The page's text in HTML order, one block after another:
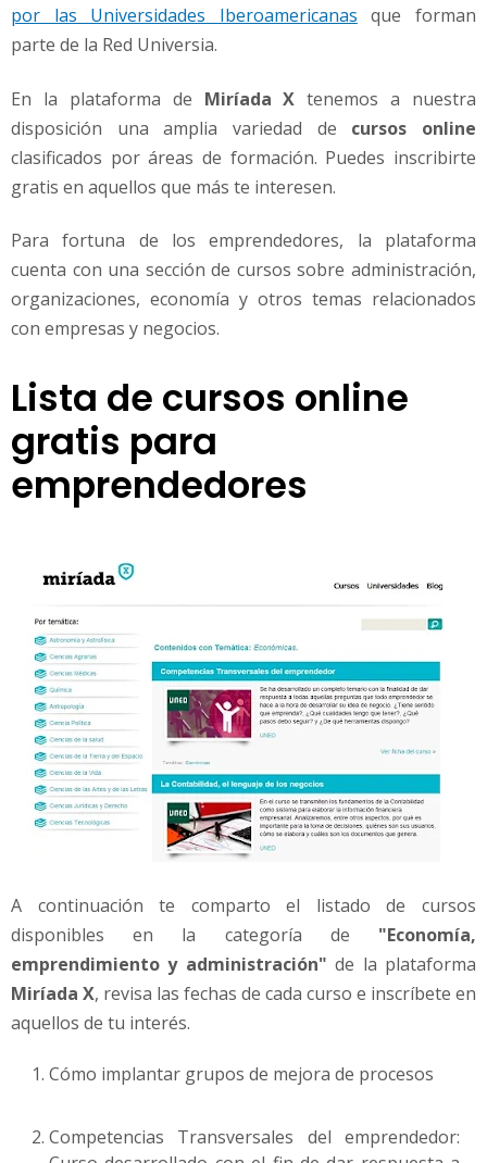
d
m
n
t
r
c
i
por las Universidades Iberoamericanas que forman
parte de la Red Universia.
En la plataforma de Miríada X tenemos a nuestra
disposición una amplia variedad de cursos online
clasificados por áreas de formación. Puedes inscribirte
gratis en aquellos que más te interesen.
Para fortuna de los emprendedores, la plataforma
cuenta con una sección de cursos sobre administración,
organizaciones, economía y otros temas relacionados
con empresas y negocios.
Lista de cursos online
gratis para
emprendedores
A continuación te comparto el listado de cursos
disponibles en la categoría de "Economía,
emprendimiento y administración" de la plataforma
Miríada X, revisa las fechas de cada curso e inscríbete en
aquellos de tu interés.
Cómo implantar grupos de mejora de procesos
Competencias Transversales del emprendedor: